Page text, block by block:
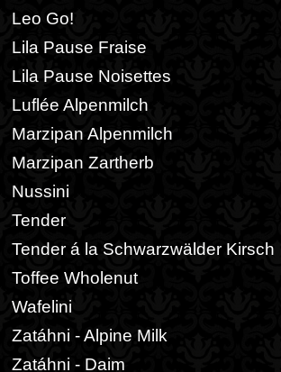
Leo Go!
Lila Pause Fraise
Lila Pause Noisettes
Luflée Alpenmilch
Marzipan Alpenmilch
Marzipan Zartherb
Nussini
Tender
Tender á la Schwarzwälder Kirsch
Toffee Wholenut
Wafelini
Zatáhni - Alpine Milk
Zatáhni - Daim